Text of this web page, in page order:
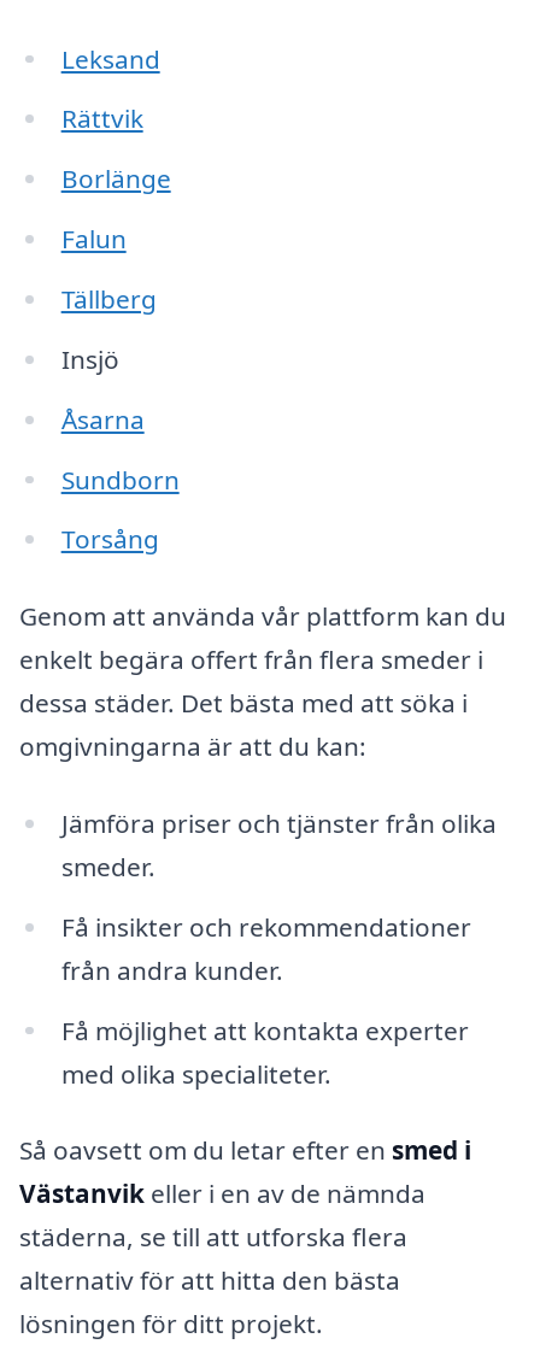
Leksand
Rättvik
Borlänge
Falun
Tällberg
Insjö
Åsarna
Sundborn
Torsång
Genom att använda vår plattform kan du
enkelt begära offert från flera smeder i
dessa städer. Det bästa med att söka i
omgivningarna är att du kan:
Jämföra priser och tjänster från olika
smeder.
Få insikter och rekommendationer
från andra kunder.
Få möjlighet att kontakta experter
med olika specialiteter.
Så oavsett om du letar efter en smed i
Västanvik eller i en av de nämnda
städerna, se till att utforska flera
alternativ för att hitta den bästa
lösningen för ditt projekt.